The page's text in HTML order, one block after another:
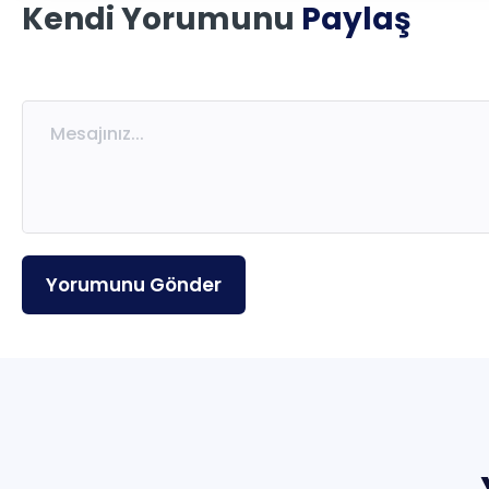
Ücretsiz Kaynaklar
Eğitmenlerimiz
İletişim
Kendi Yorumunu Paylaş
Yorumunu Gönder